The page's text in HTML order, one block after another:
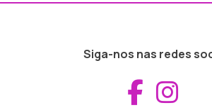
Siga-nos nas redes